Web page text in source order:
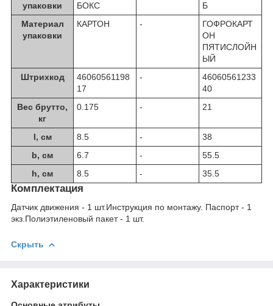
упаковки
БОКС
Б
Материал
упаковки
КАРТОН -
ГОФРОКАРТ
ОН
ПЯТИСЛОЙН
ЫЙ
Штрихкод
46060561198
17
-
46060561233
40
Вес брутто,
кг
0.175 - 21
l, см 8.5 -
38
b, см
6.7 -
55.5
h, см
8.5 - 35.5
Комплектация
Датчик движения - 1 шт.Инструкция по монтажу. Паспорт - 1
экз.Полиэтиленовый пакет - 1 шт.
Скрыть
Характеристики